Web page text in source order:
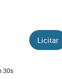
Licitar
29s